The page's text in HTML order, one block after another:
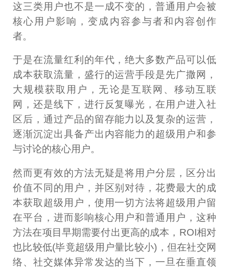
这三类用户也不是一成不变的，普通用户会被
核心用户影响，变成内容参与者和内容创作
者。
于是在流量红利的年代，绝大多数产品可以低
成本获取流量，盛行的运营手段是先广撒网，
大规模获取用户，无论是互联网、移动互联
网，还是线下，进行反复曝光，在用户进入社
区后，通过产品的留存能力以及复杂的运营，
逐渐沉淀出具备产出内容能力的超级用户和参
与讨论的核心用户。
然而更有效的方法无疑是将用户分层，区分出
价值不同的用户，并区别对待，花费最大的成
本获取超级用户，使用一切方法将超级用户留
在平台，进而影响核心用户和普通用户，这种
方法在项目早期需要付出更高的成本，ROI相对
也比较低(毕竟超级用户量比较小)，但在社交网
络、社交媒体异常发达的当下，一旦在垂直领